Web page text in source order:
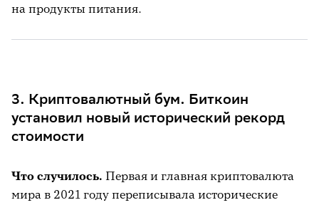
на продукты питания.
3. Криптовалютный бум. Биткоин
установил новый исторический рекорд
стоимости
Что случилось. Первая и главная криптовалюта
мира в 2021 году переписывала исторические